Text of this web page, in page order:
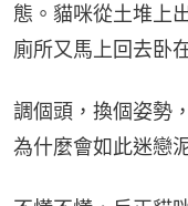
態。貓咪從土堆上
廁所又馬上回去卧
調個頭，換個姿勢
為什麼會如此迷戀